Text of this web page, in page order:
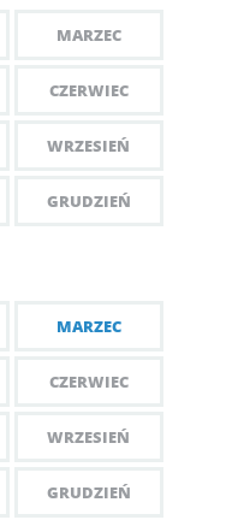
MARZEC
CZERWIEC
WRZESIEŃ
GRUDZIEŃ
MARZEC
CZERWIEC
WRZESIEŃ
GRUDZIEŃ